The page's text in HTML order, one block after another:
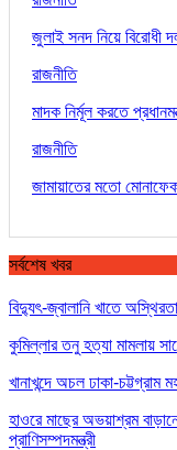
জুলাই সনদ নিয়ে বিরোধী
রাজনীতি
মাদক নির্মূল করতে
রাজনীতি
জামায়াতের মতো
সর্বশেষ খবর
বিদ্যুৎ-জ্বালানি খাতে
কুমিল্লার তনু হত্যা মামলায়
খানাখন্দে অচল ঢাকা-চট্টগ্রাম
হাওরে মাছের অভয়াশ্রম
প্রাণিসম্পদমন্ত্রী